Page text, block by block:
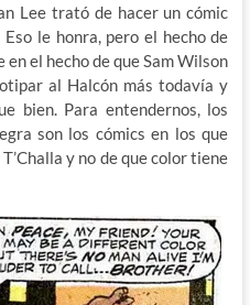
Lee trató de hacer un cómic
le honra, pero el hecho de
el hecho de que Sam Wilson
al Halcón más todavía y
bien. Para entendernos, los
son los cómics en los que
y no de que color tiene